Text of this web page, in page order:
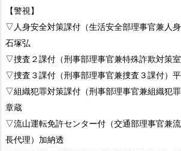
【警視】
▽人身安全対策課付（生活安全部理事官兼人身
石塚弘
▽捜査２課付（刑事部理事官兼特殊詐欺対策
▽捜査３課付（刑事部理事官兼捜査３課付）
▽組織犯罪対策課付（刑事部理事官兼組織犯
章蔵
▽流山運転免許センター付（交通部理事官兼
長代理）加納透